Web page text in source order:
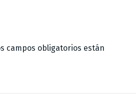
campos obligatorios están